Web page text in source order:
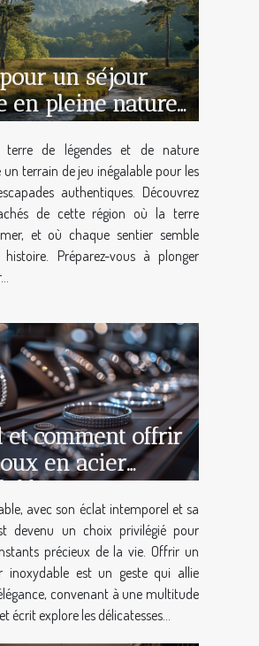
un séjour
en pleine nature
terre de légendes et de nature
terrain de jeu inégalable pour les
authentiques. Découvrez
de cette région où la terre
et où chaque sentier semble
Préparez-vous à plonger
et comment offrir
en acier
comme
avec son éclat intemporel et sa
devenu un choix privilégié pour
précieux de la vie. Offrir un
inoxydable est un geste qui allie
convenant à une multitude
écrit explore les délicatesses...